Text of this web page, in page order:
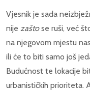
Vjesnik je sada
nije zaštose ruši, već
na njegovom mjestu
ili će to biti samo još
Budućnost te lokacije
urbanističkih prioriteta.